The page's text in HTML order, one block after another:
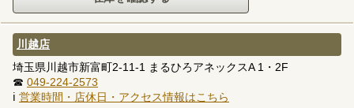
川越店
埼玉県川越市新富町2-11-1 まるひろアネックスA 1・2F
☎ 049-224-2573
ℹ 営業時間・店休日・アクセス情報はこちら